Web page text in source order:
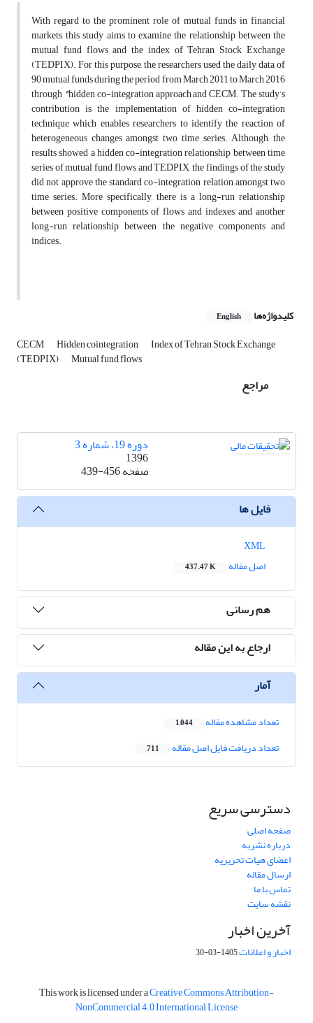
With regard to the prominent role of mutual funds in financial
markets, this study aims to examine the relationship between the
mutual fund flows and the index of Tehran Stock Exchange
(TEDPIX). For this purpose, the researchers used the daily data of
90 mutual funds during the period from March 2011 to March 2016
through "hidden co-integration approach and CECM. The study’s
contribution is the implementation of hidden co-integration
technique which­ enables researchers to identify the reaction­ of
heterogeneous changes amongst two time series. Although, the
results showed a hidden ­co-integration relationship between time
series of mutual fund flows and TEDPIX, the findings of the study
did not approve the standard co-integration relation amongst two
time series. More specifically, there is a long-run relationship
between positive components of flows and indexes, and another
long-run relationship between the negative components and
indices.
کلیدواژه‌ها English
CECM Hidden cointegration Index of Tehran Stock Exchange
(TEDPIX) Mutual fund flows
مراجع
دوره 19، شماره 3
1396
صفحه439-456
فایل ها
اصل مقاله
437.47 K
هم رسانی
ارجاع به این مقاله
آمار
تعداد مشاهده مقاله 1,044
تعداد دریافت فایل اصل مقاله 711
دسترسی سریع
صفحه اصلی
درباره نشریه
اعضای هیات تحریریه
ارسال مقاله
تماس با ما
نقشه سایت
آخرین اخبار
اخبار و اعلانات1405-03-30
This work is licensed under aCreative Commons Attribution-
NonCommercial 4.0 International License